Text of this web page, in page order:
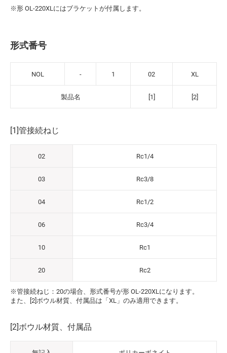
※形 OL-220XLにはブラケットが付属します。
形式番号
NOL - 1 02 XL
製品名 [1] [2]
[1]管接続ねじ
02 Rc1/4
03 Rc3/8
04 Rc1/2
06 Rc3/4
10 Rc1
20 Rc2
※管接続ねじ：20の場合、形式番号が形 OL-220XLになります。
また、[2]ボウル材質、付属品は「XL」のみ適用できます。
[2]ボウル材質、付属品